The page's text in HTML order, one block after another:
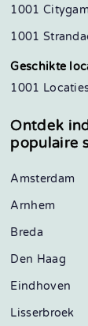
1001
1001
Geschikte
1001
Ontdek
populaire
Amsterdam
Arnhem
Breda
Den Haag
Eindhoven
Lisserbroek